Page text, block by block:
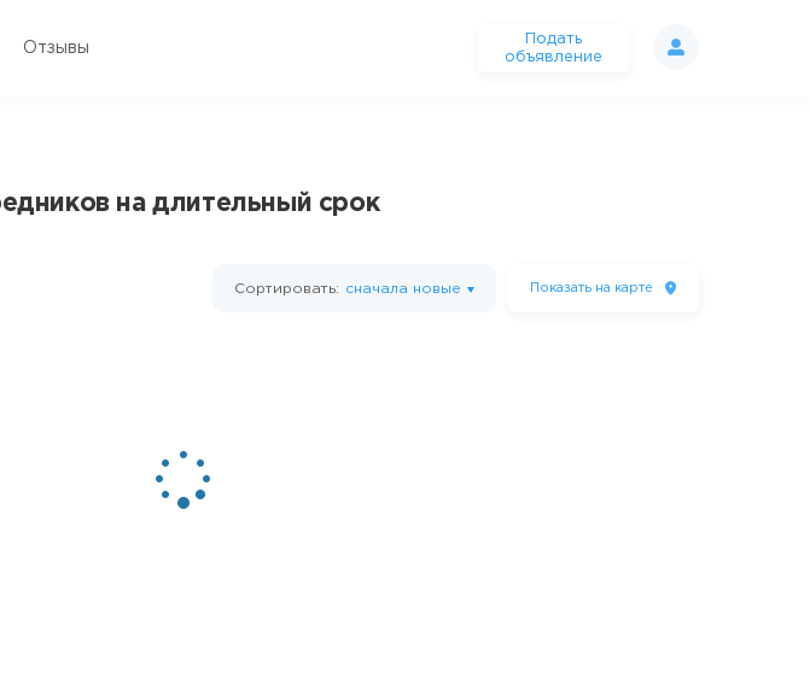
Отзывы
Подать
объявление
на длительный срок
Сортировать: сначала новые Показать на карте